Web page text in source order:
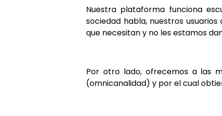
Nuestra plataforma funciona
sociedad habla, nuestros
que necesitan y no les estamos
Por otro lado, ofrecemos a las
(omnicanalidad) y por el cual